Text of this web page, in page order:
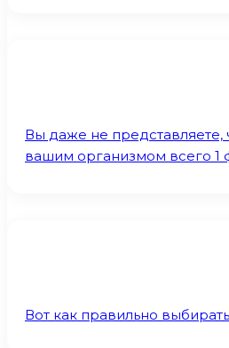
Вы даже не представляете,
вашим организмом всего 1
Вот как правильно